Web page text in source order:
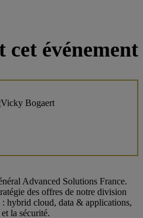
événement
Advanced Solutions France.
des offres de notre division
hybrid cloud, data & applications,
la sécurité.